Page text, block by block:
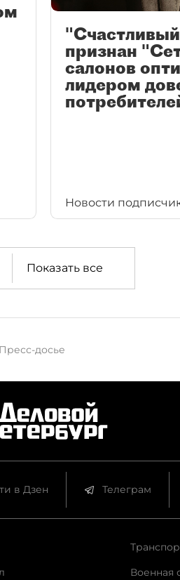
"Счастливый
признан
салонов
лидером
Новости
Показать все
Пресс-досье
в Дзен Телеграм
Военная